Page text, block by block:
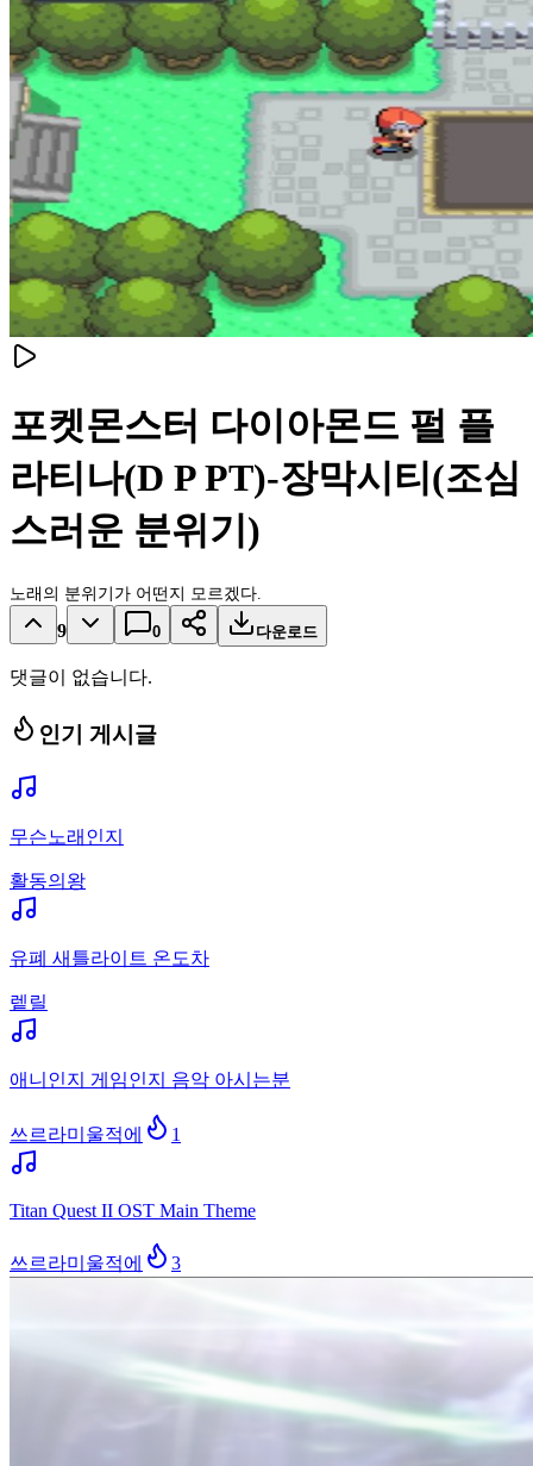
포켓몬스터 다이아몬드 펄 플
라티나(D P PT)-장막시티(조심
스러운 분위기)
노래의 분위기가 어떤지 모르겠다.
9 0 다운로드
댓글이 없습니다.
인기 게시글
무슨노래인지
활동의왕
유폐 새틀라이트 온도차
렡릴
애니인지 게임인지 음악 아시는분
쓰르라미울적에 1
Titan Quest II OST Main Theme
쓰르라미울적에 3